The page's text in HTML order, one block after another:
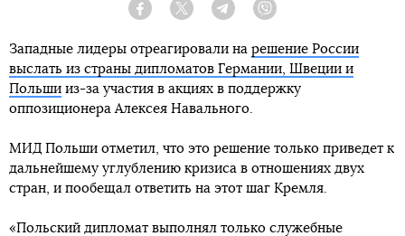
Facebook Twitter Telegram
Западные лидеры отреагировали на решение России
выслать из страны дипломатов Германии, Швеции и
Польши из-за участия в акциях в поддержку
оппозиционера Алексея Навального.
МИД Польши отметил, что это решение только приведет к
дальнейшему углублению кризиса в отношениях двух
стран, и пообещал ответить на этот шаг Кремля.
«Польский дипломат выполнял только служебные